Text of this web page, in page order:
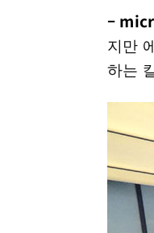
–
지만
하는